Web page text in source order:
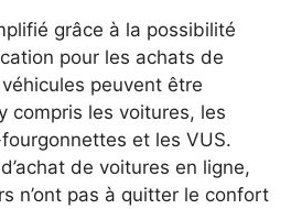
grâce à la possibilité
pour les achats de
peuvent être
compris les voitures, les
et les VUS.
de voitures en ligne,
n’ont pas à quitter le confort